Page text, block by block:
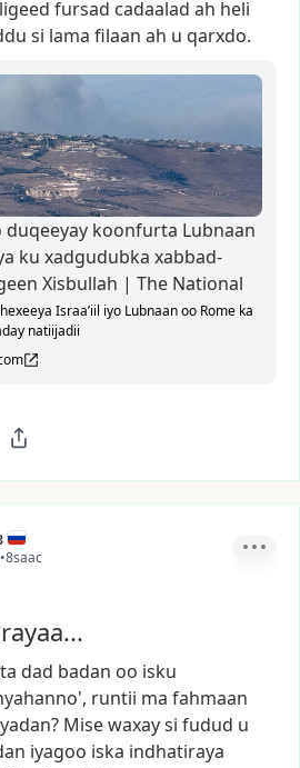
fursad cadaalad ah heli
si lama filaan ah u qarxdo.
duqeeyay koonfurta Lubnaan
ku xadgudubka xabbad-
Xisbullah | The National
Israa’iil iyo Lubnaan oo Rome ka
natiijadii
•8saac
dad badan oo isku
runtii ma fahmaan
Misewaxaysi fudud u
iyagoo iska indhatiraya